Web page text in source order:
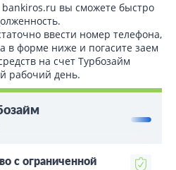
вы сможете быстро
ввести номер телефона,
в форме ниже и погасите заем
на счет Турбозайм
рабочий день.